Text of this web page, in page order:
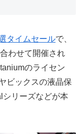
タイムセールで、
わせて開催され
のライセン
ビックスの液晶保
リーズなどが本